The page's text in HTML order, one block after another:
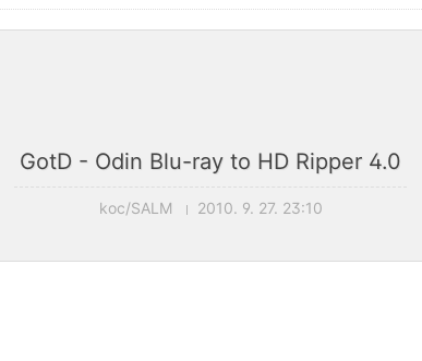
GotD - Odin Blu-ray to HD Ripper 4.0
koc/SALM 2010. 9. 27. 23:10